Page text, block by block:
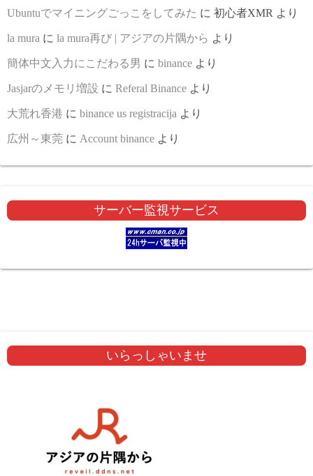
Ubuntuでマイニングごっこをしてみた に 初心者XMR より
la mura に la mura再び | アジアの片隅から より
簡体中文入力にこだわる男 に binance より
Jasjarのメモリ増設 に Referal Binance より
大荒れ香港 に binance us registracija より
広州～東莞 に Account binance より
サーバー監視サービス
いらっしゃいませ